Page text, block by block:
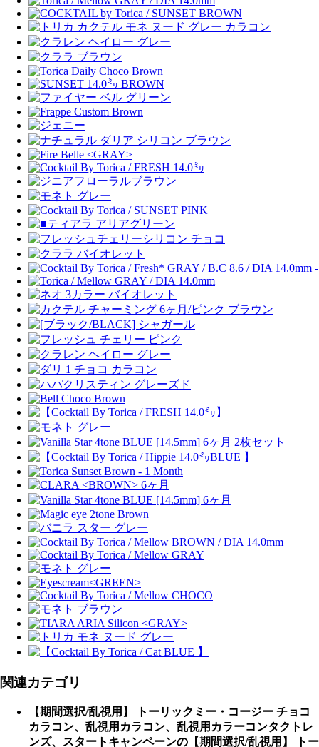
関連カテゴリ
【期間選択/乱視用】 トーリックミー・コージー チョコ
カラコン、乱視用カラコン、乱視用カラーコンタクトレ
ンズ、スタートキャンペーンの【期間選択/乱視用】 トー